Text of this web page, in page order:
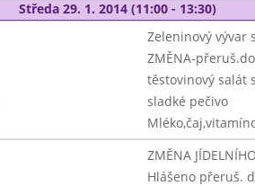
Středa 29. 1. 2014 (11:00 - 13:30)
Zeleninový vývar
ZMĚNA-
těstovinový salát
sladké pečivo
ZMĚNA
Hlášeno přeruš.